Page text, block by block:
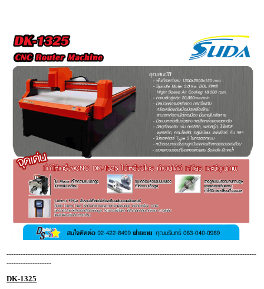
----------------------------------------------------------------------------------------------------------
-------------------
DK-1325